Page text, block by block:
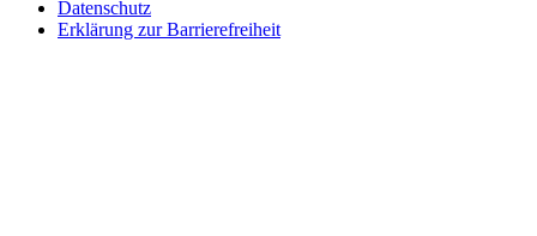
Datenschutz
Erklärung zur Barrierefreiheit